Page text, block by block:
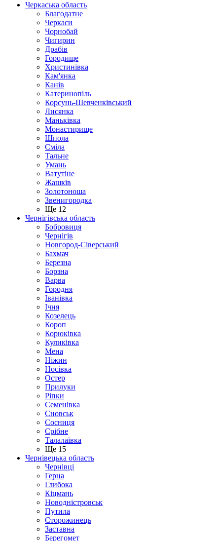
Черкаська область
Благодатне
Черкаси
Чорнобай
Чигирин
Драбів
Городище
Христинівка
Кам'янка
Канів
Катеринопіль
Корсунь-Шевченківський
Лисянка
Маньківка
Монастирище
Шпола
Сміла
Тальне
Умань
Ватутіне
Жашків
Золотоноша
Звенигородка
Ще 12
Чернігівська область
Бобровиця
Чернігів
Новгород-Сіверський
Бахмач
Березна
Борзна
Варва
Городня
Іванівка
Ічня
Козелець
Короп
Корюківка
Куликівка
Мена
Ніжин
Носівка
Остер
Прилуки
Ріпки
Семенівка
Сновськ
Сосниця
Срібне
Талалаївка
Ще 15
Чернівецька область
Чернівці
Герца
Глибока
Кіцмань
Новодністровськ
Путила
Сторожинець
Заставна
Берегомет